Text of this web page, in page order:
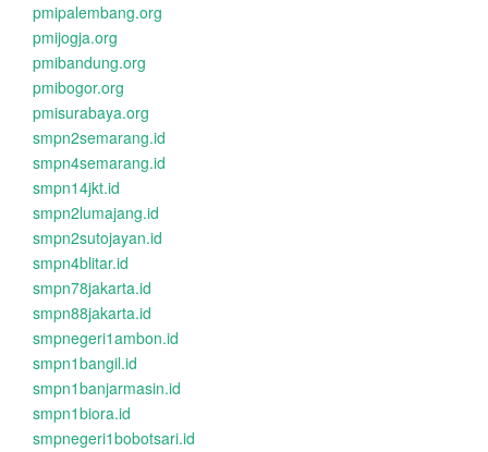
pmipalembang.org
pmijogja.org
pmibandung.org
pmibogor.org
pmisurabaya.org
smpn2semarang.id
smpn4semarang.id
smpn14jkt.id
smpn2lumajang.id
smpn2sutojayan.id
smpn4blitar.id
smpn78jakarta.id
smpn88jakarta.id
smpnegeri1ambon.id
smpn1bangil.id
smpn1banjarmasin.id
smpn1biora.id
smpnegeri1bobotsari.id